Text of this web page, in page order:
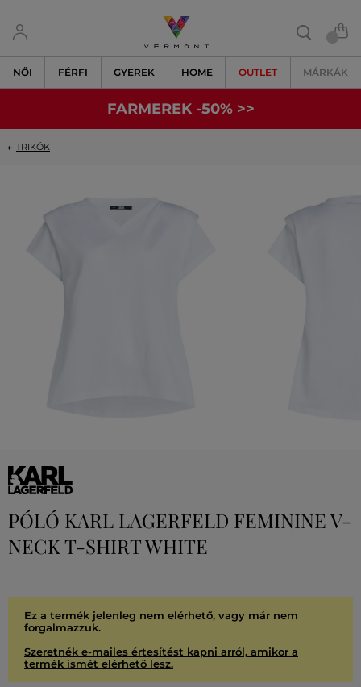
NŐI FÉRFI GYEREK HOME OUTLET MÁRKÁK
FARMEREK -50% >>
TRIKÓK
PÓLÓ KARL LAGERFELD FEMININE V-
NECK T-SHIRT WHITE
Ez a termék jelenleg nem elérhető, vagy már nem
forgalmazzuk.
Szeretnék e-mailes értesítést kapni arról, amikor a
termék ismét elérhető lesz.